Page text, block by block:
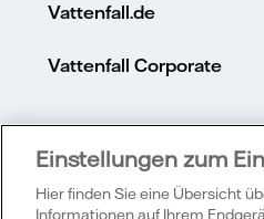
Vattenfall.de
Vattenfall Corporate
Einstellungen zum
Hier finden Sie eine Übersicht
Informationen auf Ihrem